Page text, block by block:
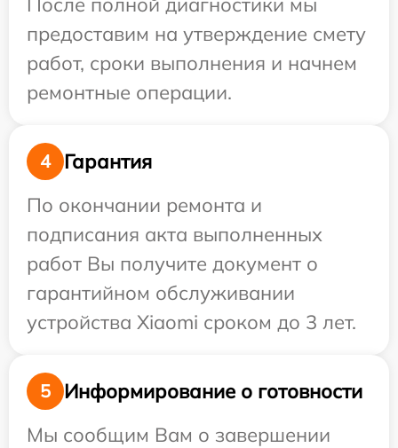
предоставим на утверждение смету
работ, сроки выполнения и начнем
ремонтные операции.
4
Гарантия
По окончании ремонта и
подписания акта выполненных
работ Вы получите документ о
гарантийном обслуживании
устройства Xiaomi сроком до 3 лет.
5
Информирование о готовности
Мы сообщим Вам о завершении